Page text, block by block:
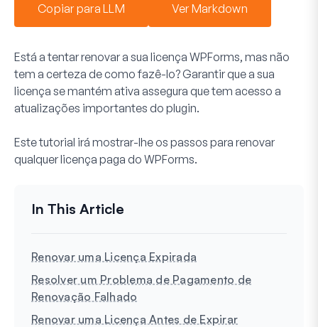
Copiar para LLM Ver Markdown
Está a tentar renovar a sua licença WPForms, mas não
tem a certeza de como fazê-lo? Garantir que a sua
licença se mantém ativa assegura que tem acesso a
atualizações importantes do plugin.
Este tutorial irá mostrar-lhe os passos para renovar
qualquer licença paga do WPForms.
Renovar uma Licença Expirada
Resolver um Problema de Pagamento de
Renovação Falhado
Renovar uma Licença Antes de Expirar